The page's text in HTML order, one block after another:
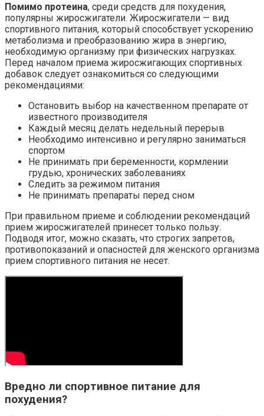
Помимо протеина, среди средств для похудения,
популярны жиросжигатели. Жиросжигатели — вид
спортивного питания, который способствует ускорению
метаболизма и преобразованию жира в энергию,
необходимую организму при физических нагрузках.
Перед началом приема жиросжигающих спортивных
добавок следует ознакомиться со следующими
рекомендациями:
Остановить выбор на качественном препарате от
известного производителя
Каждый месяц делать недельный перерыв
Необходимо интенсивно и регулярно заниматься
спортом
Не принимать при беременности, кормлении
грудью, хронических заболеваниях
Следить за режимом питания
Не принимать препараты перед сном
При правильном приеме и соблюдении рекомендаций
прием жиросжигателей принесет только пользу.
Подводя итог, можно сказать, что строгих запретов,
противопоказаний и опасностей для женского организма
прием спортивного питания не несет.
Вредно ли спортивное питание для
похудения?